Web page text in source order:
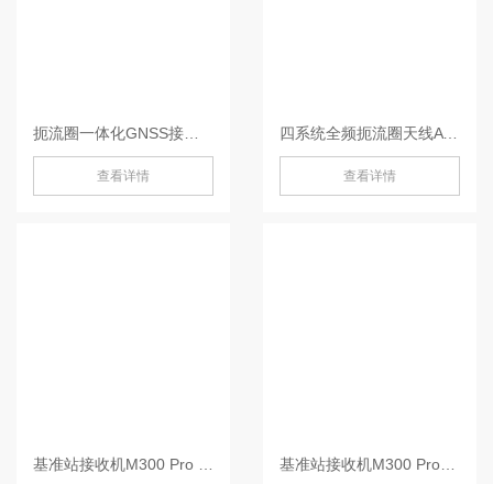
查看详情
四系统全频扼流圈天线AT600-AT600
查看详情